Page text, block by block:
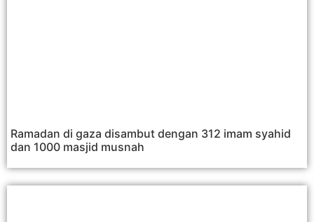
Ramadan di gaza disambut dengan 312 imam syahid
dan 1000 masjid musnah